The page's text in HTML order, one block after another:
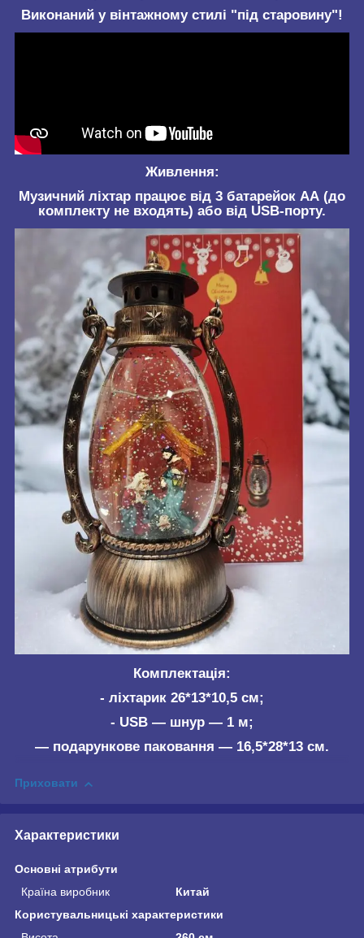
Виконаний у вінтажному стилі "під старовину"!
Живлення:
Музичний ліхтар працює від 3 батарейок АА (до
комплекту не входять) або від USB-порту.
Комплектація:
- ліхтарик 26*13*10,5 см;
- USB — шнур — 1 м;
— подарункове паковання — 16,5*28*13 см.
Приховати
Характеристики
Основні атрибути
Країна виробник
Китай
Користувальницькі характеристики